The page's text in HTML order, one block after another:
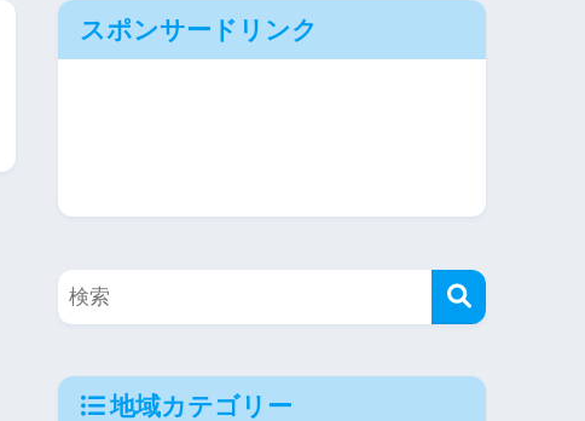
スポンサードリンク
地域カテゴリー